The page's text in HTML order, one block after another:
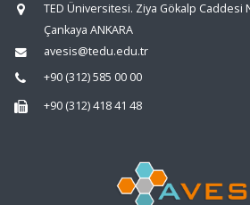
TED Üniversitesi. Ziya Gökalp Caddesi
Çankaya ANKARA
avesis@tedu.edu.tr
+90 (312) 585 00 00
+90 (312) 418 41 48